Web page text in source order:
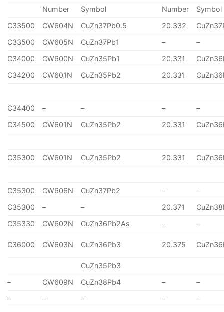
Number Symbol Number
Symbol
C33500
CW604N CuZn37Pb0.5 20.332
C33500
CW605N CuZn37Pb1 –
–
C34000
CW600N CuZn35Pb1 20.331
C34200
CW601N CuZn35Pb2 20.331
C34400 – – –
–
C34500
CW601N CuZn35Pb2 20.331
C35300 CW601N CuZn35Pb2 20.331
C35300 CW606N CuZn37Pb2 –
–
C35300
– – 20.371
C35330
CW602N CuZn36Pb2As – –
C36000 CW603N CuZn36Pb3 20.375
CuZn35Pb3
–
CW609N CuZn38Pb4 –
–
–
– – – –